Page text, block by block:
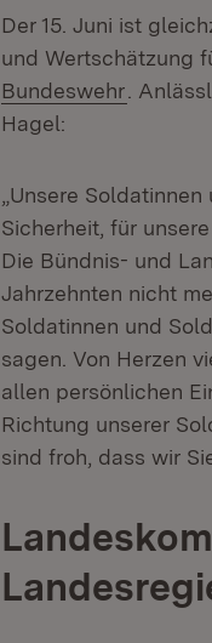
Der 15. Juni ist
und Wertschätzung
Bundeswehr (Öffnet
.
Hagel:
„Unsere
Sicherheit, für
Die Bündnis- und
Jahrzehnten nicht
Soldatinnen und
sagen. Von Herzen
allen persönlichen
Richtung unserer
sind froh, dass wir